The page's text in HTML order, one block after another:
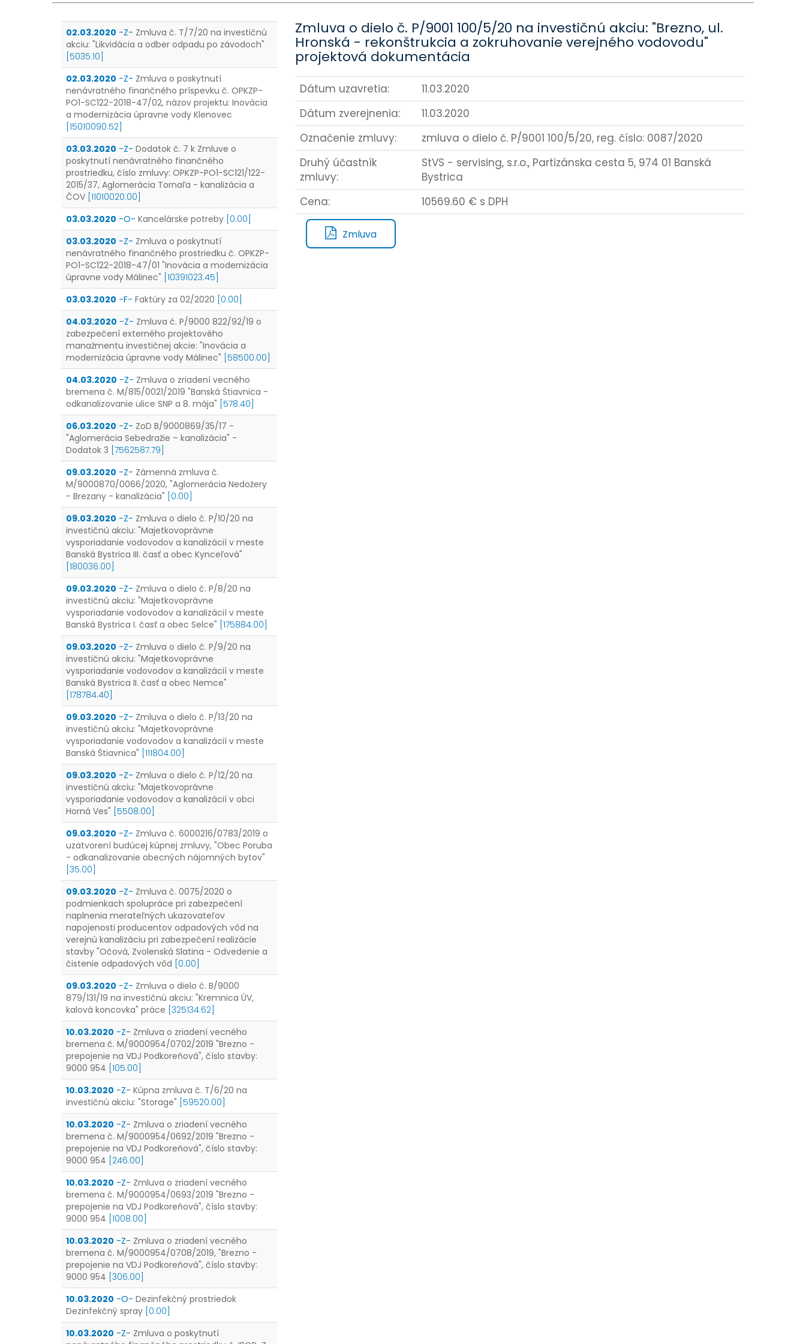
02.03.2020 -Z- Zmluva č. T/7/20 na investičnú
akciu: "Likvidácia a odber odpadu po závodoch"
[5035.10]
02.03.2020 -Z- Zmluva o poskytnutí
nenávratného finančného príspevku č. OPKZP-
PO1-SC122-2018-47/02, názov projektu: Inovácia
a modernizácia úpravne vody Klenovec
[15010090.52]
03.03.2020 -Z- Dodatok č. 7 k Zmluve o
poskytnutí nenávratného finančného
prostriedku, číslo zmluvy: OPKZP-PO1-SC121/122-
2015/37, Aglomerácia Tornaľa - kanalizácia a
ČOV [11010020.00]
03.03.2020 -O- Kancelárske potreby [0.00]
03.03.2020 -Z- Zmluva o poskytnutí
nenávratného finančného prostriedku č. OPKZP-
PO1-SC122-2018-47/01 "Inovácia a modernizácia
úpravne vody Málinec" [10391023.45]
03.03.2020 -F- Faktúry za 02/2020 [0.00]
04.03.2020 -Z- Zmluva č. P/9000 822/92/19 o
zabezpečení externého projektového
manažmentu investičnej akcie: "Inovácia a
modernizácia úpravne vody Málinec" [58500.00]
04.03.2020 -Z- Zmluva o zriadení vecného
bremena č. M/815/0021/2019 "Banská Štiavnica -
odkanalizovanie ulice SNP a 8. mája" [578.40]
06.03.2020 -Z- ZoD B/9000869/35/17 -
"Aglomerácia Sebedražie – kanalizácia" -
Dodatok 3 [7562587.79]
09.03.2020 -Z- Zámenná zmluva č.
M/9000870/0066/2020, "Aglomerácia Nedožery
- Brezany - kanalizácia" [0.00]
09.03.2020 -Z- Zmluva o dielo č. P/10/20 na
investičnú akciu: "Majetkovoprávne
vysporiadanie vodovodov a kanalizácií v meste
Banská Bystrica III. časť a obec Kynceľová"
[180036.00]
09.03.2020 -Z- Zmluva o dielo č. P/8/20 na
investičnú akciu: "Majetkovoprávne
vysporiadanie vodovodov a kanalizácií v meste
Banská Bystrica I. časť a obec Selce" [175884.00]
09.03.2020 -Z- Zmluva o dielo č. P/9/20 na
investičnú akciu: "Majetkovoprávne
vysporiadanie vodovodov a kanalizácií v meste
Banská Bystrica II. časť a obec Nemce"
[178784.40]
09.03.2020 -Z- Zmluva o dielo č. P/13/20 na
investičnú akciu: "Majetkovoprávne
vysporiadanie vodovodov a kanalizácií v meste
Banská Štiavnica" [111804.00]
09.03.2020 -Z- Zmluva o dielo č. P/12/20 na
investičnú akciu: "Majetkovoprávne
vysporiadanie vodovodov a kanalizácií v obci
Horná Ves" [5508.00]
09.03.2020 -Z- Zmluva č. 6000216/0783/2019 o
uzatvorení budúcej kúpnej zmluvy, "Obec Poruba
- odkanalizovanie obecných nájomných bytov"
[35.00]
09.03.2020 -Z- Zmluva č. 0075/2020 o
podmienkach spolupráce pri zabezpečení
naplnenia merateľných ukazovateľov
napojenosti producentov odpadových vôd na
verejnú kanalizáciu pri zabezpečení realizácie
stavby "Očová, Zvolenská Slatina - Odvedenie a
čistenie odpadových vôd [0.00]
09.03.2020 -Z- Zmluva o dielo č. B/9000
879/131/19 na investičnú akciu: "Kremnica ÚV,
kalová koncovka" práce [325134.62]
10.03.2020 -Z- Zmluva o zriadení vecného
bremena č. M/9000954/0702/2019 "Brezno -
prepojenie na VDJ Podkoreňová", číslo stavby:
9000 954 [105.00]
10.03.2020 -Z- Kúpna zmluva č. T/6/20 na
investičnú akciu: "Storage" [59520.00]
10.03.2020 -Z- Zmluva o zriadení vecného
bremena č. M/9000954/0692/2019 "Brezno -
prepojenie na VDJ Podkoreňová", číslo stavby:
9000 954 [246.00]
10.03.2020 -Z- Zmluva o zriadení vecného
bremena č. M/9000954/0693/2019 "Brezno -
prepojenie na VDJ Podkoreňová", číslo stavby:
9000 954 [1008.00]
10.03.2020 -Z- Zmluva o zriadení vecného
bremena č. M/9000954/0708/2019, "Brezno -
prepojenie na VDJ Podkoreňová", číslo stavby:
9000 954 [306.00]
10.03.2020 -O- Dezinfekčný prostriedok
Dezinfekčný spray [0.00]
10.03.2020 -Z- Zmluva o poskytnutí
Zmluva o dielo č. P/9001 100/5/20 na investičnú akciu: "Brezno, ul.
Hronská - rekonštrukcia a zokruhovanie verejného vodovodu"
projektová dokumentácia
Dátum uzavretia:
11.03.2020
Dátum zverejnenia:
11.03.2020
Označenie zmluvy:
zmluva o dielo č. P/9001 100/5/20, reg. číslo: 0087/2020
Druhý účastník
zmluvy:
StVS - servising, s.r.o., Partizánska cesta 5, 974 01 Banská
Bystrica
Cena:
10569.60 € s DPH
Zmluva